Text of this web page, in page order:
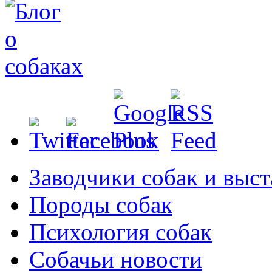
Заводчики собак и
Породы собак
Психология собак
Собачьи новости